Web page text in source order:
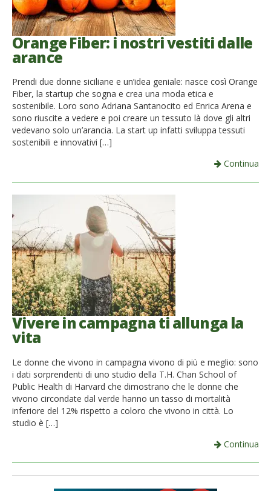
Orange Fiber: i nostri vestiti dalle
arance
Prendi due donne siciliane e un’idea geniale: nasce così Orange
Fiber, la startup che sogna e crea una moda etica e
sostenibile. Loro sono Adriana Santanocito ed Enrica Arena e
sono riuscite a vedere e poi creare un tessuto là dove gli altri
vedevano solo un’arancia. La start up infatti sviluppa tessuti
sostenibili e innovativi […]
Continua
Vivere in campagna ti allunga la
vita
Le donne che vivono in campagna vivono di più e meglio: sono
i dati sorprendenti di uno studio della T.H. Chan School of
Public Health di Harvard che dimostrano che le donne che
vivono circondate dal verde hanno un tasso di mortalità
inferiore del 12% rispetto a coloro che vivono in città. Lo
studio è […]
Continua